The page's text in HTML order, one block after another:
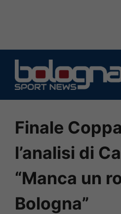
contenuto
Finale
l’analisi di
“Manca un
Bologna”